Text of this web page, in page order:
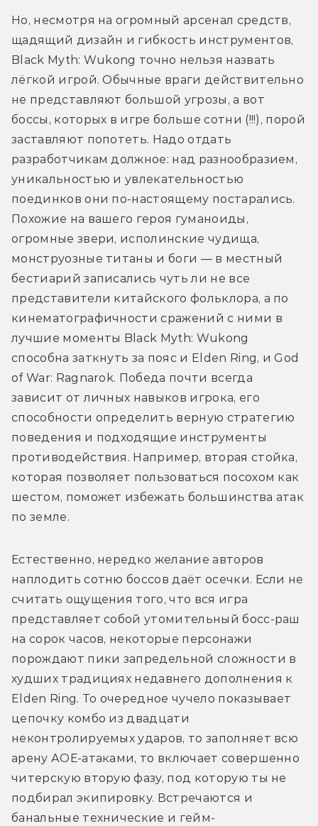
Но, несмотря на огромный арсенал средств,
щадящий дизайн и гибкость инструментов,
Black Myth: Wukong точно нельзя назвать
лёгкой игрой. Обычные враги действительно
боссы , которых в игре больше сотни (!!!), порой
заставляют попотеть. Надо отдать
разработчикам должное: над разнообразием,
уникальностью и увлекательностью
поединков они по-настоящему постарались.
Похожие на вашего героя гуманоиды,
огромные звери, исполинские чудища,
монструозные титаны и боги — в местный
бестиарий записались чуть ли не все
представители китайского фольклора, а по
кинематографичности сражений с ними в
лучшие моменты Black Myth: Wukong
способна заткнуть за пояс и Elden Ring, и God
of War: Ragnarok. Победа почти всегда
зависит от личных навыков игрока, его
способности определить верную стратегию
поведения и подходящие инструменты
противодействия. Например, вторая стойка,
которая позволяет пользоваться посохом как
шестом, поможет избежать большинства атак
по земле.
Естественно, нередко желание авторов
наплодить сотню боссов даёт осечки. Если не
считать ощущения того, что вся игра
представляет собой утомительный босс-раш
на сорок часов, некоторые персонажи
порождают пики запредельной сложности в
худших традициях недавнего дополнения к
Elden Ring. То очередное чучело показывает
цепочку комбо из двадцати
неконтролируемых ударов, то заполняет всю
арену АОЕ-атаками, то включает совершенно
читерскую вторую фазу, под которую ты не
подбирал экипировку. Встречаются и
банальные технические и гейм-